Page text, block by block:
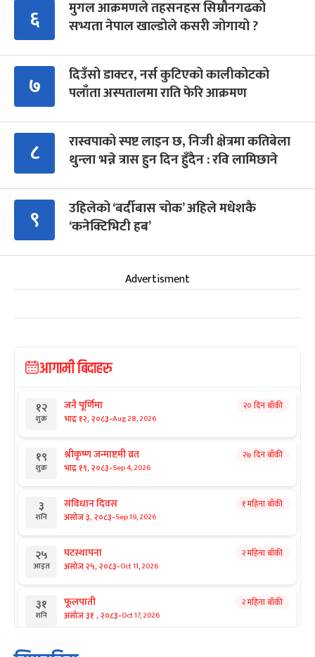
६
मुगल आक्रमणले तहसनहस सिम्रौनगढको
सभ्यता नेपाल खाल्डोले कसरी जोगायो ?
७
दिउँसो डाक्टर, नर्स कुटिएको कालीकोटको
पलाँता अस्पतालमा राति फेरि आक्रमण
८
रास्वपाको स्पष्ट लाइन छ, निजी क्षेत्रमा कतिबेला
थुन्ला भन्ने त्रास हुन दिन हुँदैन : रवि लामिछाने
९
उहिलेको ‘बर्दीबास चोक’ अहिले मधेशकै
‘कनेक्टिभिटी हब’
Advertisment
आगामी बिदाहरु
१२
शुक्र
जनै पूर्णिमा
भाद्र १२, २०८३-Aug 28, 2026
२० दिन बाँकी
१९
शुक्र
श्रीकृष्ण जन्माष्टमी व्रत
भाद्र १९, २०८३-Sep 4, 2026
२७ दिन बाँकी
३
शनि
संविधान दिवस
असोज ३, २०८३-Sep 19, 2026
१ महिना बाँकी
२५
आइत
घटस्थापना
असोज २५, २०८३-Oct 11, 2026
२ महिना बाँकी
३१
शनि
फूलपाती
असोज ३१ , २०८३-Oct 17, 2026
२ महिना बाँकी
कार्तिक सङ्क्रान्ति